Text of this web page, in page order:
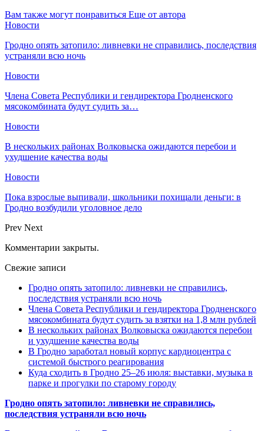
Вам также могут понравиться Еще от автора
Новости
Гродно опять затопило: ливневки не справились, последствия
устраняли всю ночь
Новости
Члена Совета Республики и гендиректора Гродненского
мясокомбината будут судить за…
Новости
В нескольких районах Волковыска ожидаются перебои и
ухудшение качества воды
Новости
Пока взрослые выпивали, школьники похищали деньги: в
Гродно возбудили уголовное дело
Prev Next
Комментарии закрыты.
Свежие записи
Гродно опять затопило: ливневки не справились,
последствия устраняли всю ночь
Члена Совета Республики и гендиректора Гродненского
мясокомбината будут судить за взятки на 1,8 млн рублей
В нескольких районах Волковыска ожидаются перебои
и ухудшение качества воды
В Гродно заработал новый корпус кардиоцентра с
системой быстрого реагирования
Куда сходить в Гродно 25–26 июля: выставки, музыка в
парке и прогулки по старому городу
Гродно опять затопило: ливневки не справились,
последствия устраняли всю ночь